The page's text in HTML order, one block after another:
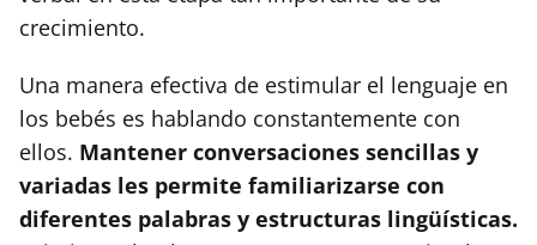
crecimiento.
Una manera efectiva de estimular el lenguaje en
los bebés es hablando constantemente con
ellos. Mantener conversaciones sencillas y
variadas les permite familiarizarse con
diferentes palabras y estructuras lingüísticas.